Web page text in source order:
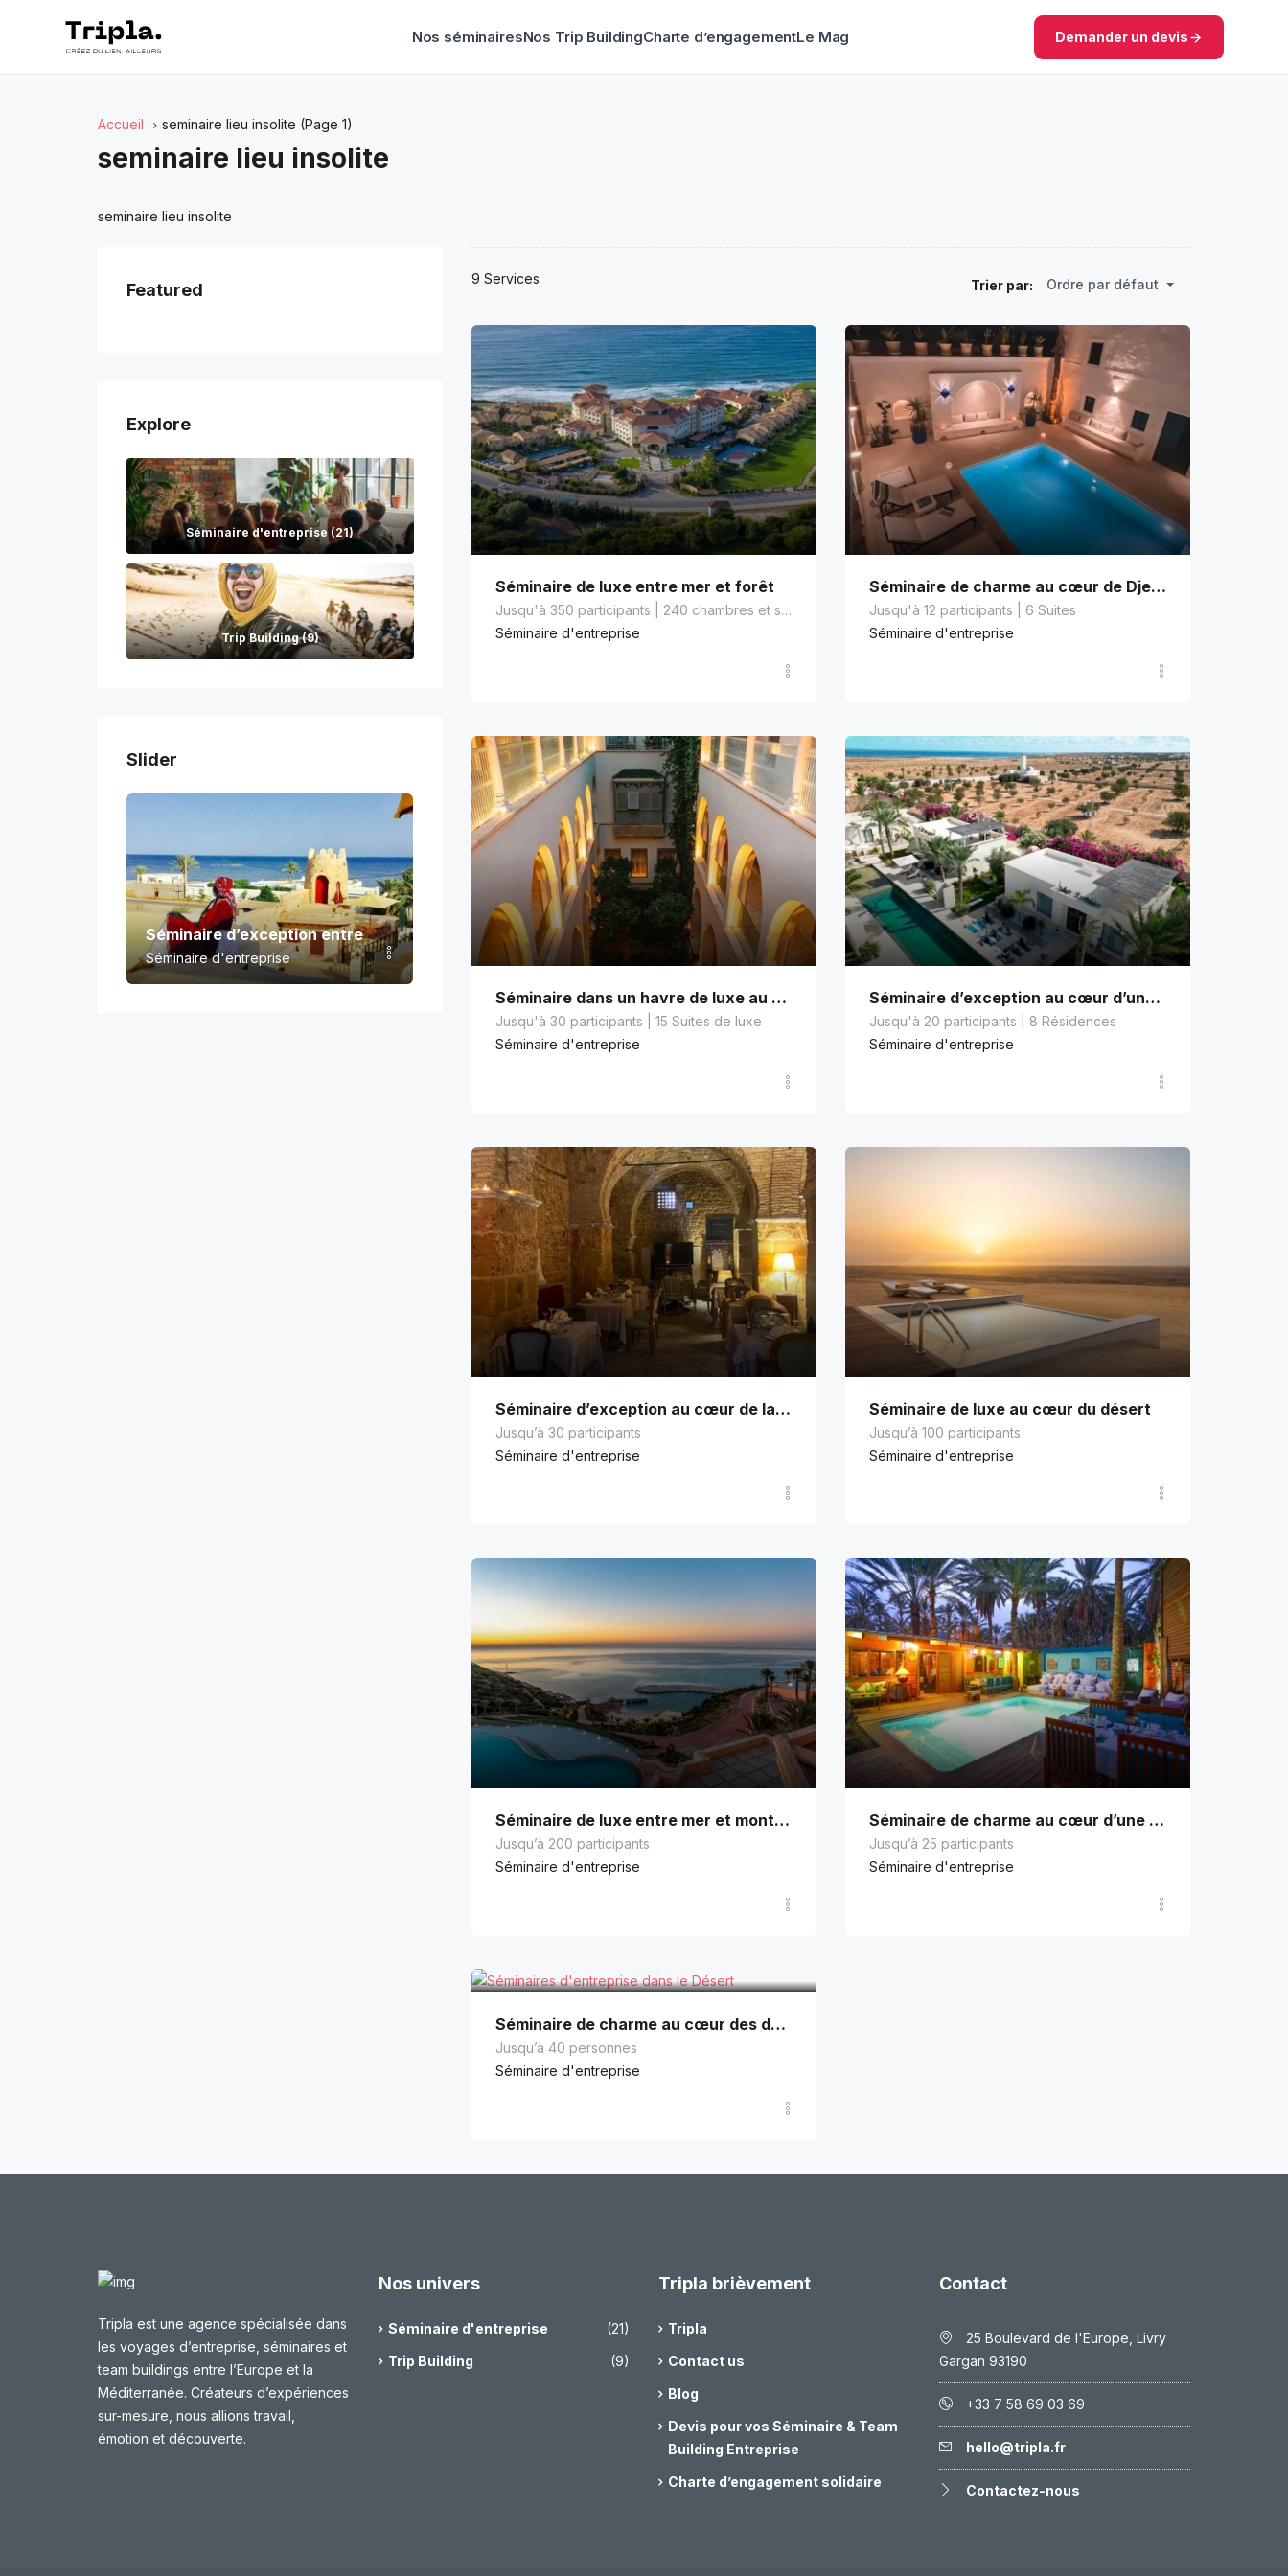
Nos séminairesNos Trip BuildingCharte d’engagementLe Mag Demander un devis
Accueil seminaire lieu insolite (Page 1)
seminaire lieu insolite
seminaire lieu insolite
9 Services Trier par: Ordre par défaut
Séminaire de luxe entre mer et forêt
Jusqu'à 350 participants | 240 chambres et suites
Séminaire d'entreprise
Séminaire de charme au cœur de Djerbahood
Jusqu'à 12 participants | 6 Suites
Séminaire d'entreprise
Séminaire dans un havre de luxe au cœur de la médina
Jusqu'à 30 participants | 15 Suites de luxe
Séminaire d'entreprise
Séminaire d’exception au cœur d’une oasis de lumière
Jusqu'à 20 participants | 8 Résidences
Séminaire d'entreprise
Séminaire d’exception au cœur de la médina de Tunis
Jusqu’à 30 participants
Séminaire d'entreprise
Séminaire de luxe au cœur du désert
Jusqu’à 100 participants
Séminaire d'entreprise
Séminaire de luxe entre mer et montagne
Jusqu’à 200 participants
Séminaire d'entreprise
Séminaire de charme au cœur d’une oasis saharienne
Jusqu’à 25 participants
Séminaire d'entreprise
Séminaire de charme au cœur des dunes sahariennes
Jusqu’à 40 personnes
Séminaire d'entreprise
Featured
Explore
Séminaire d'entreprise (21)
Trip Building (9)
Slider
Séminaire d’exception entre soleil marin et tradition Kerkennienne
Séminaire d'entreprise
Séminaire de charme au pied de la nature et de la mer, entre forêt et rivage
Séminaire d'entreprise
Séminaire de luxe entre mer et forêt
Séminaire d'entreprise
Sur les traces des Romains
Trip Building
Tripla est une agence spécialisée dans
les voyages d’entreprise, séminaires et
team buildings entre l’Europe et la
Méditerranée. Créateurs d’expériences
sur-mesure, nous allions travail,
émotion et découverte.
Nos univers
Séminaire d'entreprise
(21)
Trip Building
(9)
Tripla brièvement
Tripla
Contact us
Blog
Devis pour vos Séminaire & Team
Building Entreprise
Charte d’engagement solidaire
Contact
25 Boulevard de l'Europe, Livry
Gargan 93190
+33 7 58 69 03 69
hello@tripla.fr
Contactez-nous